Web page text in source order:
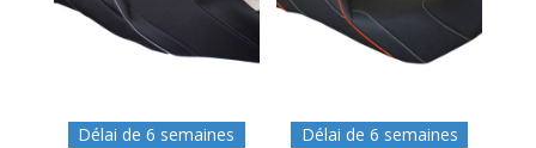
Délai de 6 semaines Délai de 6 semaines